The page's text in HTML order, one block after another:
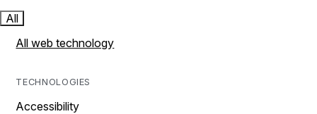
All
All web technology
TECHNOLOGIES
Accessibility